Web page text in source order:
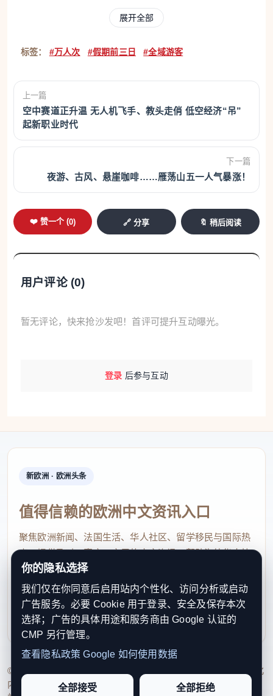
永嘉楠溪江狮子岩景区 @楠溪江
“机票一站通，免费游温州”政策系列福利持续发
力，为北京、成都、广州等中远程游客跨省打卡奉上
专属好礼。
全市各地文旅活动精彩上演。乐清雁荡山推出登
端祈福”；灵岩景区增设非遗皮影戏夜间场次，拉长游
基础上，加开下午场“船体探秘”体验项目。龙湾区在
酷舞美与海风星空相呼应的度假风情。“龙港新城月湖
主题活动以湖畔风光为依托、以音乐欢聚为纽带，打
造沉浸式假日休闲场景。
瓯海云顶草上世界 瓯海区文广旅体局供图
此外，瑞安寨寮青空“百村万帐”露营大会创新推
出“重机自驾+湖畔桨板”组合玩法吸引大量户外爱好
者，“荒野厨房”烹饪赛等特色活动，深受亲子家庭喜
爱。泰顺乌岩岭自然保护区面向中小学生推出免票自
然研学活动，囊括黄腹角雉观测、标本制作、生态科
普等多项活动。平阳顺溪古镇依托明清古建筑群，举
展开全部
标签： #万人次 #假期前三日 #全域游客
上一篇
空中赛道正升温 无人机飞手、教头走俏 低空经济“吊”
起新职业时代
下一篇
夜游、古风、悬崖咖啡……雁荡山五一人气暴涨！
❤️ 赞一个 (0) 🔗 分享 🔖 稍后阅读
用户评论 (0)
暂无评论，快来抢沙发吧！首评可提升互动曝光。
登录 后参与互动
新欧洲 · 欧洲头条
值得信赖的欧洲中文资讯入口
聚焦欧洲新闻、法国生活、华人社区、留学移民与国际热
点，提供及时、真实、实用的中文资讯，帮助海外华人快
速了解欧洲动态。
contact@xinouzhou.com
服务支持、版权与合作：工作日优先处理站务、投稿与权
利通知
© 2026 新欧洲·欧洲头条. All Rights Reserved. 本网站持续优化
内容透明度、联系方式与用户权利说明，以提升品牌信任感和
你的隐私选择
我们仅在你同意后启用站内个性化、访问分析或启动
广告服务。必要 Cookie 用于登录、安全及保存本次
选择；广告的具体用途和服务商由 Google 认证的
CMP 另行管理。
查看隐私政策 Google 如何使用数据
全部接受 全部拒绝